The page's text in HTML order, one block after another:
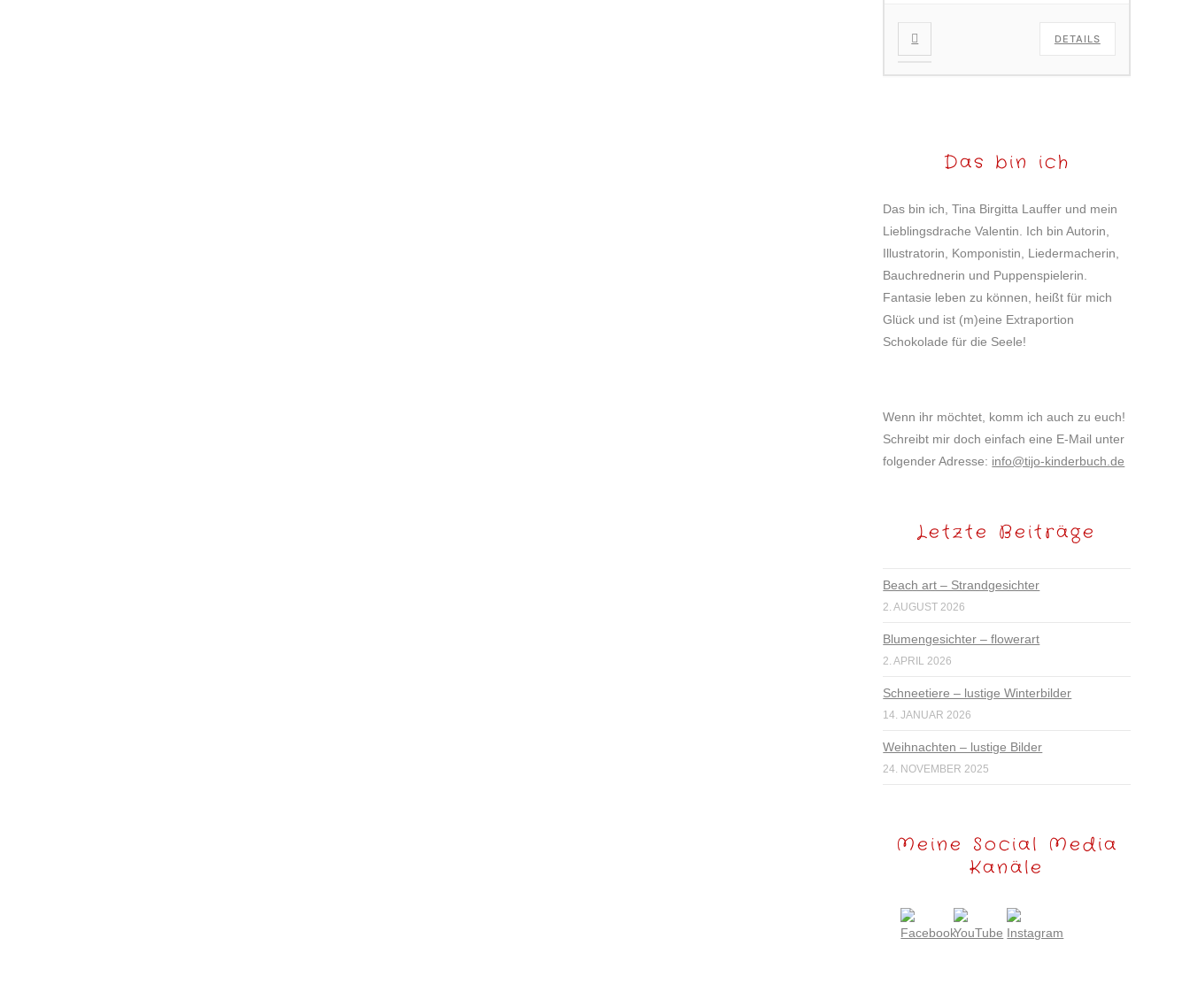
DETAILS
Das bin ich
Das bin ich, Tina Birgitta Lauffer und mein
Lieblingsdrache Valentin. Ich bin Autorin,
Illustratorin, Komponistin, Liedermacherin,
Bauchrednerin und Puppenspielerin.
Fantasie leben zu können, heißt für mich
Glück und ist (m)eine Extraportion
Schokolade für die Seele!
Wenn ihr möchtet, komm ich auch zu euch!
Schreibt mir doch einfach eine E-Mail unter
folgender Adresse: info@tijo-kinderbuch.de
Letzte Beiträge
Beach art – Strandgesichter
2. AUGUST 2026
Blumengesichter – flowerart
2. APRIL 2026
Schneetiere – lustige Winterbilder
14. JANUAR 2026
Weihnachten – lustige Bilder
24. NOVEMBER 2025
Meine Social Media
Kanäle